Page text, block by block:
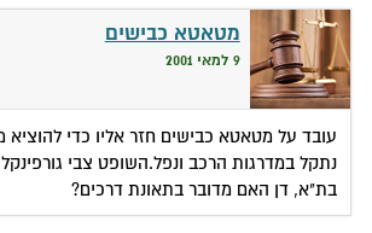
מטאטא כבישים
9 למאי 2001
עובד על מטאטא כבישים חזר אליו כדי
נתקל במדרגות הרכב ונפל.השופט צבי
בת"א, דן האם מדובר בתאונת דרכים?